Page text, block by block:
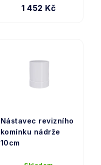
1 452 Kč
Nástavec revizního
komínku nádrže
10cm